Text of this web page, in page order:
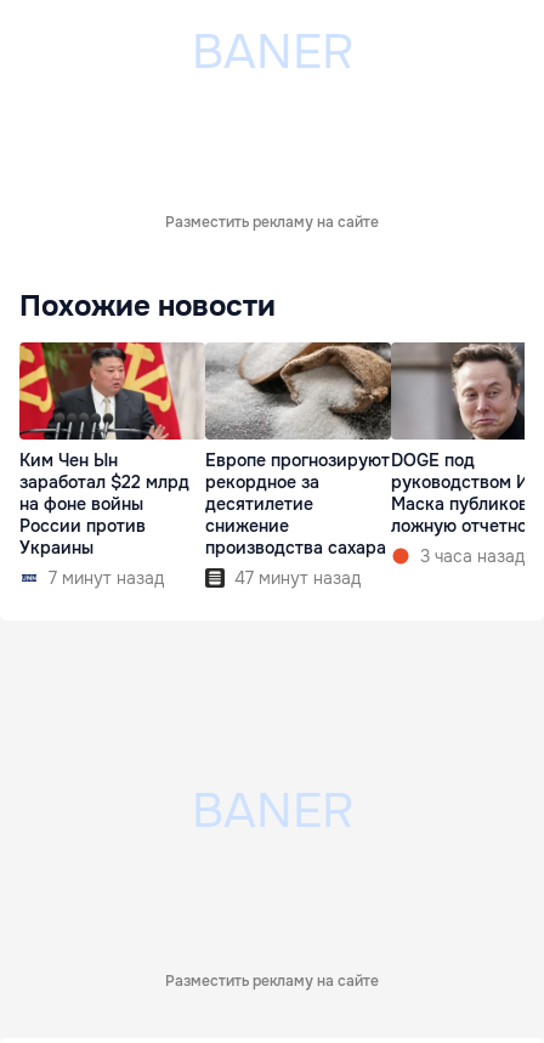
Разместить рекламу на сайте
Похожие новости
Ким Чен Ын
заработал $22 млрд
на фоне войны
России против
Украины
7 минут назад
Европе прогнозируют
рекордное за
десятилетие
снижение
производства сахара
47 минут назад
DOGE под
руководством
Маска
ложную
3 часа назад
Разместить рекламу на сайте